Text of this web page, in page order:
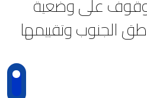
الجنوب وتقييمها